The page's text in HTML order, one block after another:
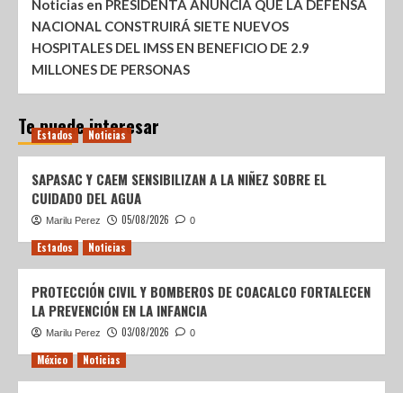
Noticias en PRESIDENTA ANUNCIA QUE LA DEFENSA
NACIONAL CONSTRUIRÁ SIETE NUEVOS
HOSPITALES DEL IMSS EN BENEFICIO DE 2.9
MILLONES DE PERSONAS
Te puede interesar
Estados Noticias
SAPASAC Y CAEM SENSIBILIZAN A LA NIÑEZ SOBRE EL
CUIDADO DEL AGUA
Marilu Perez 05/08/2026 0
Estados Noticias
PROTECCIÓN CIVIL Y BOMBEROS DE COACALCO FORTALECEN
LA PREVENCIÓN EN LA INFANCIA
Marilu Perez 03/08/2026 0
México Noticias